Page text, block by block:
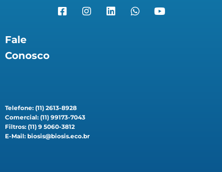
Fale
Conosco
Telefone: (11) 2613-8928
Comercial: (11) 99173-7043
Filtros: (11) 9 5060-3812
E-Mail: biosis@biosis.eco.br